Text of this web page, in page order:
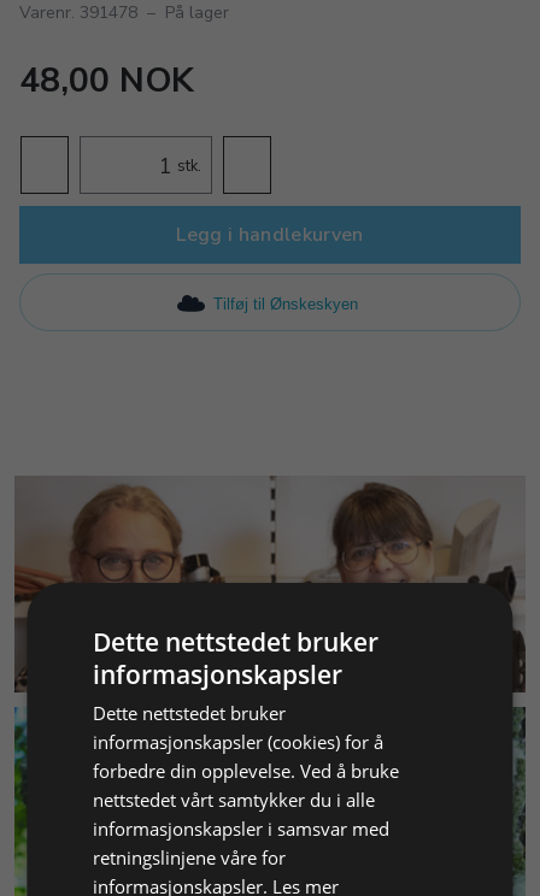
Varenr. 391478 – På lager
48,00 NOK
stk.
Legg i handlekurven
Tilføj til Ønskeskyen
KUNDESERVICE
MILJØ & BÆREKRAFT
Dette nettstedet bruker
informasjonskapsler
Dette nettstedet bruker
informasjonskapsler (cookies) for å
forbedre din opplevelse. Ved å bruke
nettstedet vårt samtykker du i alle
informasjonskapsler i samsvar med
retningslinjene våre for
informasjonskapsler. Les mer